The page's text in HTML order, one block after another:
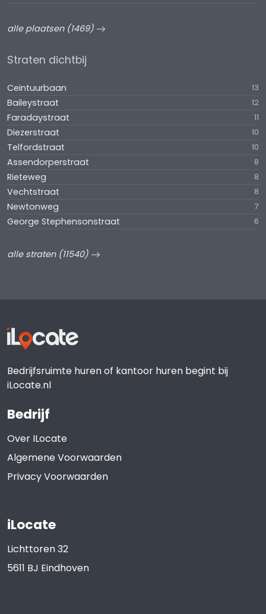
alle plaatsen (1469)
Straten dichtbij
Ceintuurbaan 13
Baileystraat 12
Faradaystraat 11
Diezerstraat 10
Telfordstraat 10
Assendorperstraat 8
Rieteweg 8
Vechtstraat 8
Newtonweg 7
George Stephensonstraat 6
alle straten (11540)
Bedrijfsruimte huren of kantoor huren begint bij
iLocate.nl
Bedrijf
Over ILocate
Algemene Voorwaarden
Privacy Voorwaarden
iLocate
Lichttoren 32
5611 BJ Eindhoven